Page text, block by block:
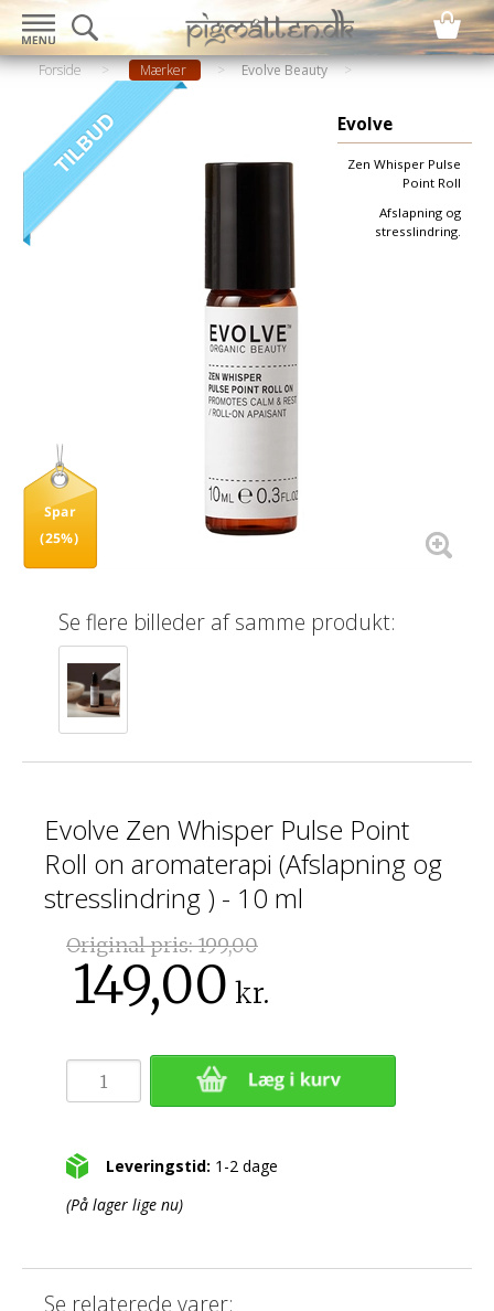
Forside > Mærker > Evolve Beauty
Evolve
Zen Whisper Pulse
Point Roll
Afslapning og
stresslindring.
Spar
(25%)
Se flere billeder af samme produkt:
Evolve Zen Whisper Pulse Point
Roll on aromaterapi (Afslapning og
stresslindring ) - 10 ml
Original pris:199,00
149,00 kr.
Leveringstid: 1-2 dage
(På lager lige nu)
Se relaterede varer: